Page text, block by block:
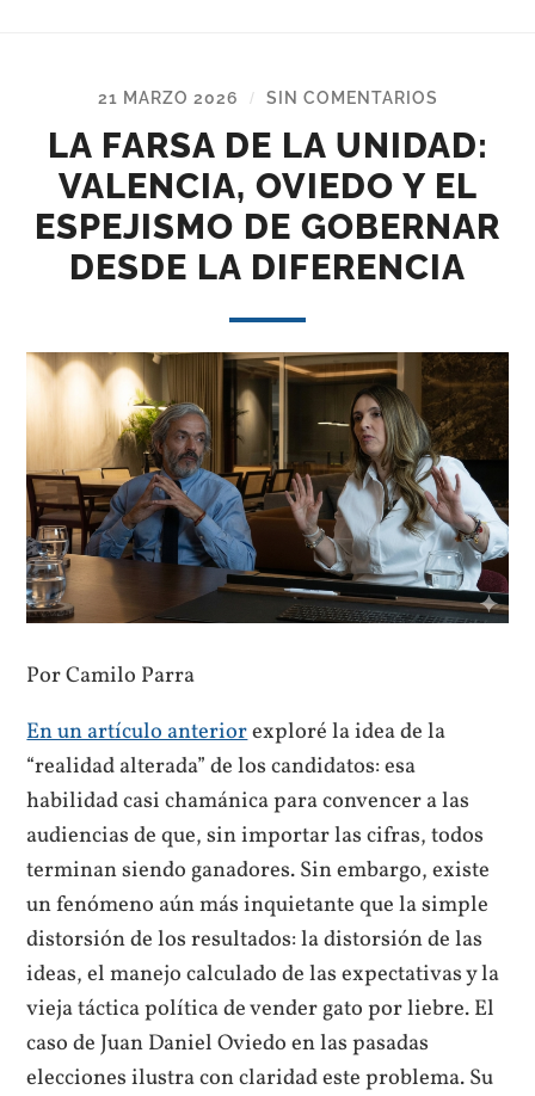
21 MARZO 2026 / SIN COMENTARIOS
LA FARSA DE LA UNIDAD:
VALENCIA, OVIEDO Y EL
ESPEJISMO DE GOBERNAR
DESDE LA DIFERENCIA
Por Camilo Parra
En un artículo anteriorexploré la idea de la
“realidad alterada” de los candidatos: esa
habilidad casi chamánica para convencer a las
audiencias de que, sin importar las cifras, todos
terminan siendo ganadores. Sin embargo, existe
un fenómeno aún más inquietante que la simple
distorsión de los resultados: la distorsión de las
ideas, el manejo calculado de las expectativas y la
vieja táctica política de vender gato por liebre. El
caso de Juan Daniel Oviedo en las pasadas
elecciones ilustra con claridad este problema. Su